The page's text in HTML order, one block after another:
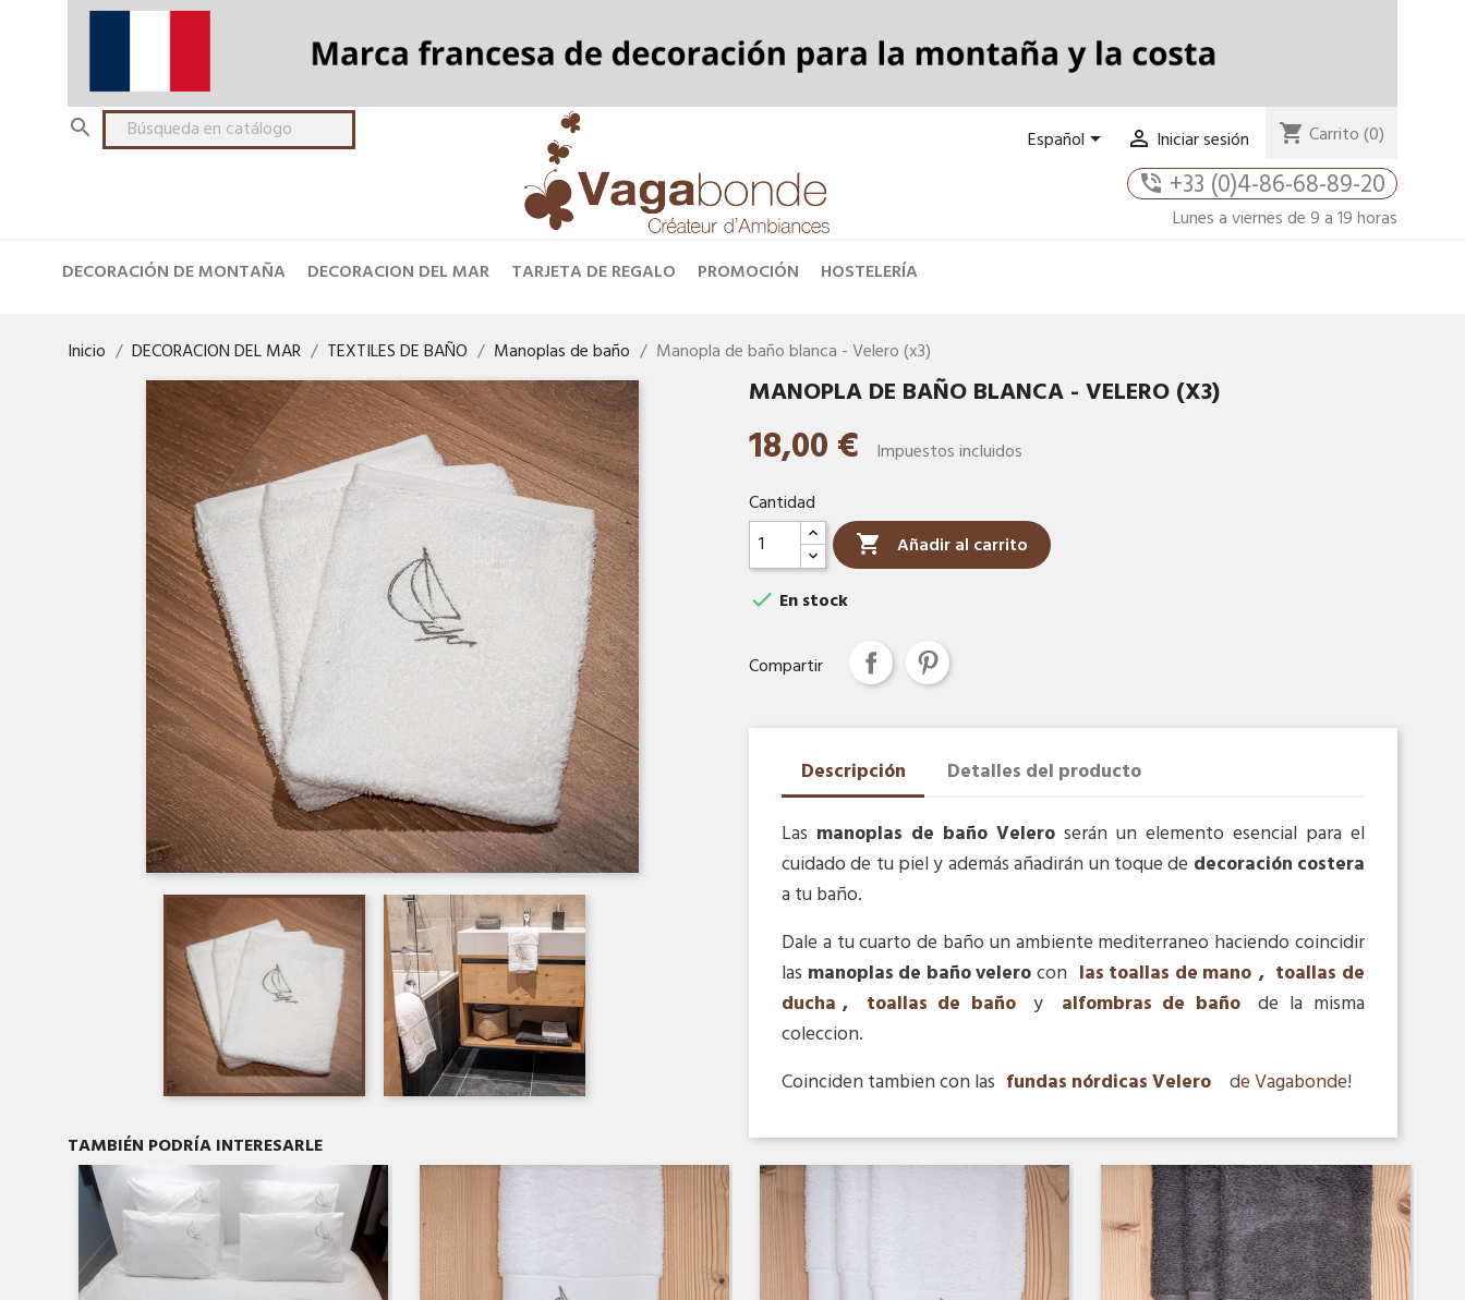
 Español  Iniciar sesión shopping_cart Carrito(0)
phone_in_talk +33 (0)4-86-68-89-20
Lunes a viernes de 9 a 19 horas
DECORACIÓN DE MONTAÑA
DECORACION DEL MAR TARJETA DE REGALO PROMOCIÓN HOSTELERÍA
Inicio DECORACION DEL MAR TEXTILES DE BAÑO Manoplas de baño Manopla de baño blanca - Velero (x3)
MANOPLA DE BAÑO BLANCA - VELERO (X3)
18,00 €
Impuestos incluidos
Cantidad
 Añadir al carrito
 En stock
Compartir
Descripción
Detalles del producto
Las manoplas de baño Velero serán un elemento esencial para el
cuidado de tu piel y además añadirán un toque de decoración costera
a tu baño.
Dale a tu cuarto de baño un ambiente mediterraneo haciendo coincidir
las manoplas de baño velerocon las toallas de mano , toallas de
ducha , toallas de baño y alfombras de baño de la misma
coleccion.
Coinciden tambien con las fundas nórdicas Velero de Vagabonde!
TAMBIÉN PODRÍA INTERESARLE
Vista rápida Vista rápida Vista rápida